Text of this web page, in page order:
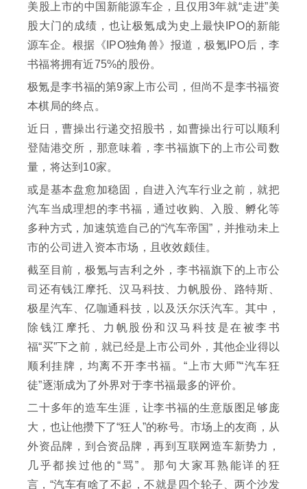
美股上市的中国新能源车企，且仅用3年就“走进”美
股大门的成绩，也让极氪成为史上最快IPO的新能
源车企。根据《IPO独角兽》报道，极氪IPO后，李
书福将拥有近75%的股份。
极氪是李书福的第9家上市公司，但尚不是李书福资
本棋局的终点。
近日，曹操出行递交招股书，如曹操出行可以顺利
登陆港交所，那意味着，李书福旗下的上市公司数
量，将达到10家。
或是基本盘愈加稳固，自进入汽车行业之前，就把
汽车当成理想的李书福，通过收购、入股、孵化等
多种方式，加速筑造自己的“汽车帝国”，并推动未上
市的公司进入资本市场，且收效颇佳。
截至目前，极氪与吉利之外，李书福旗下的上市公
司还有钱江摩托、汉马科技、力帆股份、路特斯、
极星汽车、亿咖通科技，以及沃尔沃汽车。其中，
除钱江摩托、力帆股份和汉马科技是在被李书
福“买”下之前，就已经是上市公司外，其他企业得以
顺利挂牌，均离不开李书福。“上市大师”“汽车狂
徒”逐渐成为了外界对于李书福最多的评价。
二十多年的造车生涯，让李书福的生意版图足够庞
大，也让他攒下了“狂人”的称号。市场上的友商，从
外资品牌，到合资品牌，再到互联网造车新势力，
几乎都挨过他的“骂”。那句大家耳熟能详的狂
言，“汽车有啥了不起，不就是四个轮子、两个沙发